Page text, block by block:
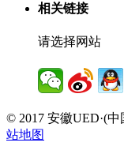
相关链接
请选择网站
© 2017 安徽UED·(
站地图